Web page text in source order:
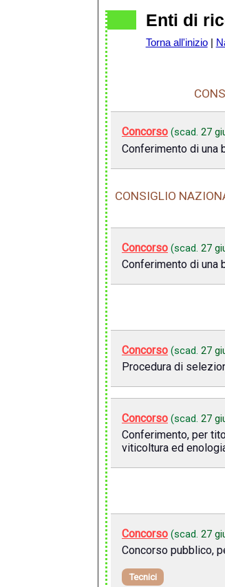
Enti di
Torna all'inizio|
Concorso (scad. 27
Conferimento di una
CONSIGLIO
Concorso (scad. 27
Conferimento di una
Concorso (scad. 27
Procedura di
Concorso (scad. 27
Conferimento, per
viticoltura ed
Concorso (scad. 27
Concorso pubblico,
Tecnici